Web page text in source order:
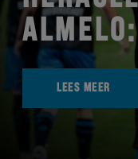
LEES MEER